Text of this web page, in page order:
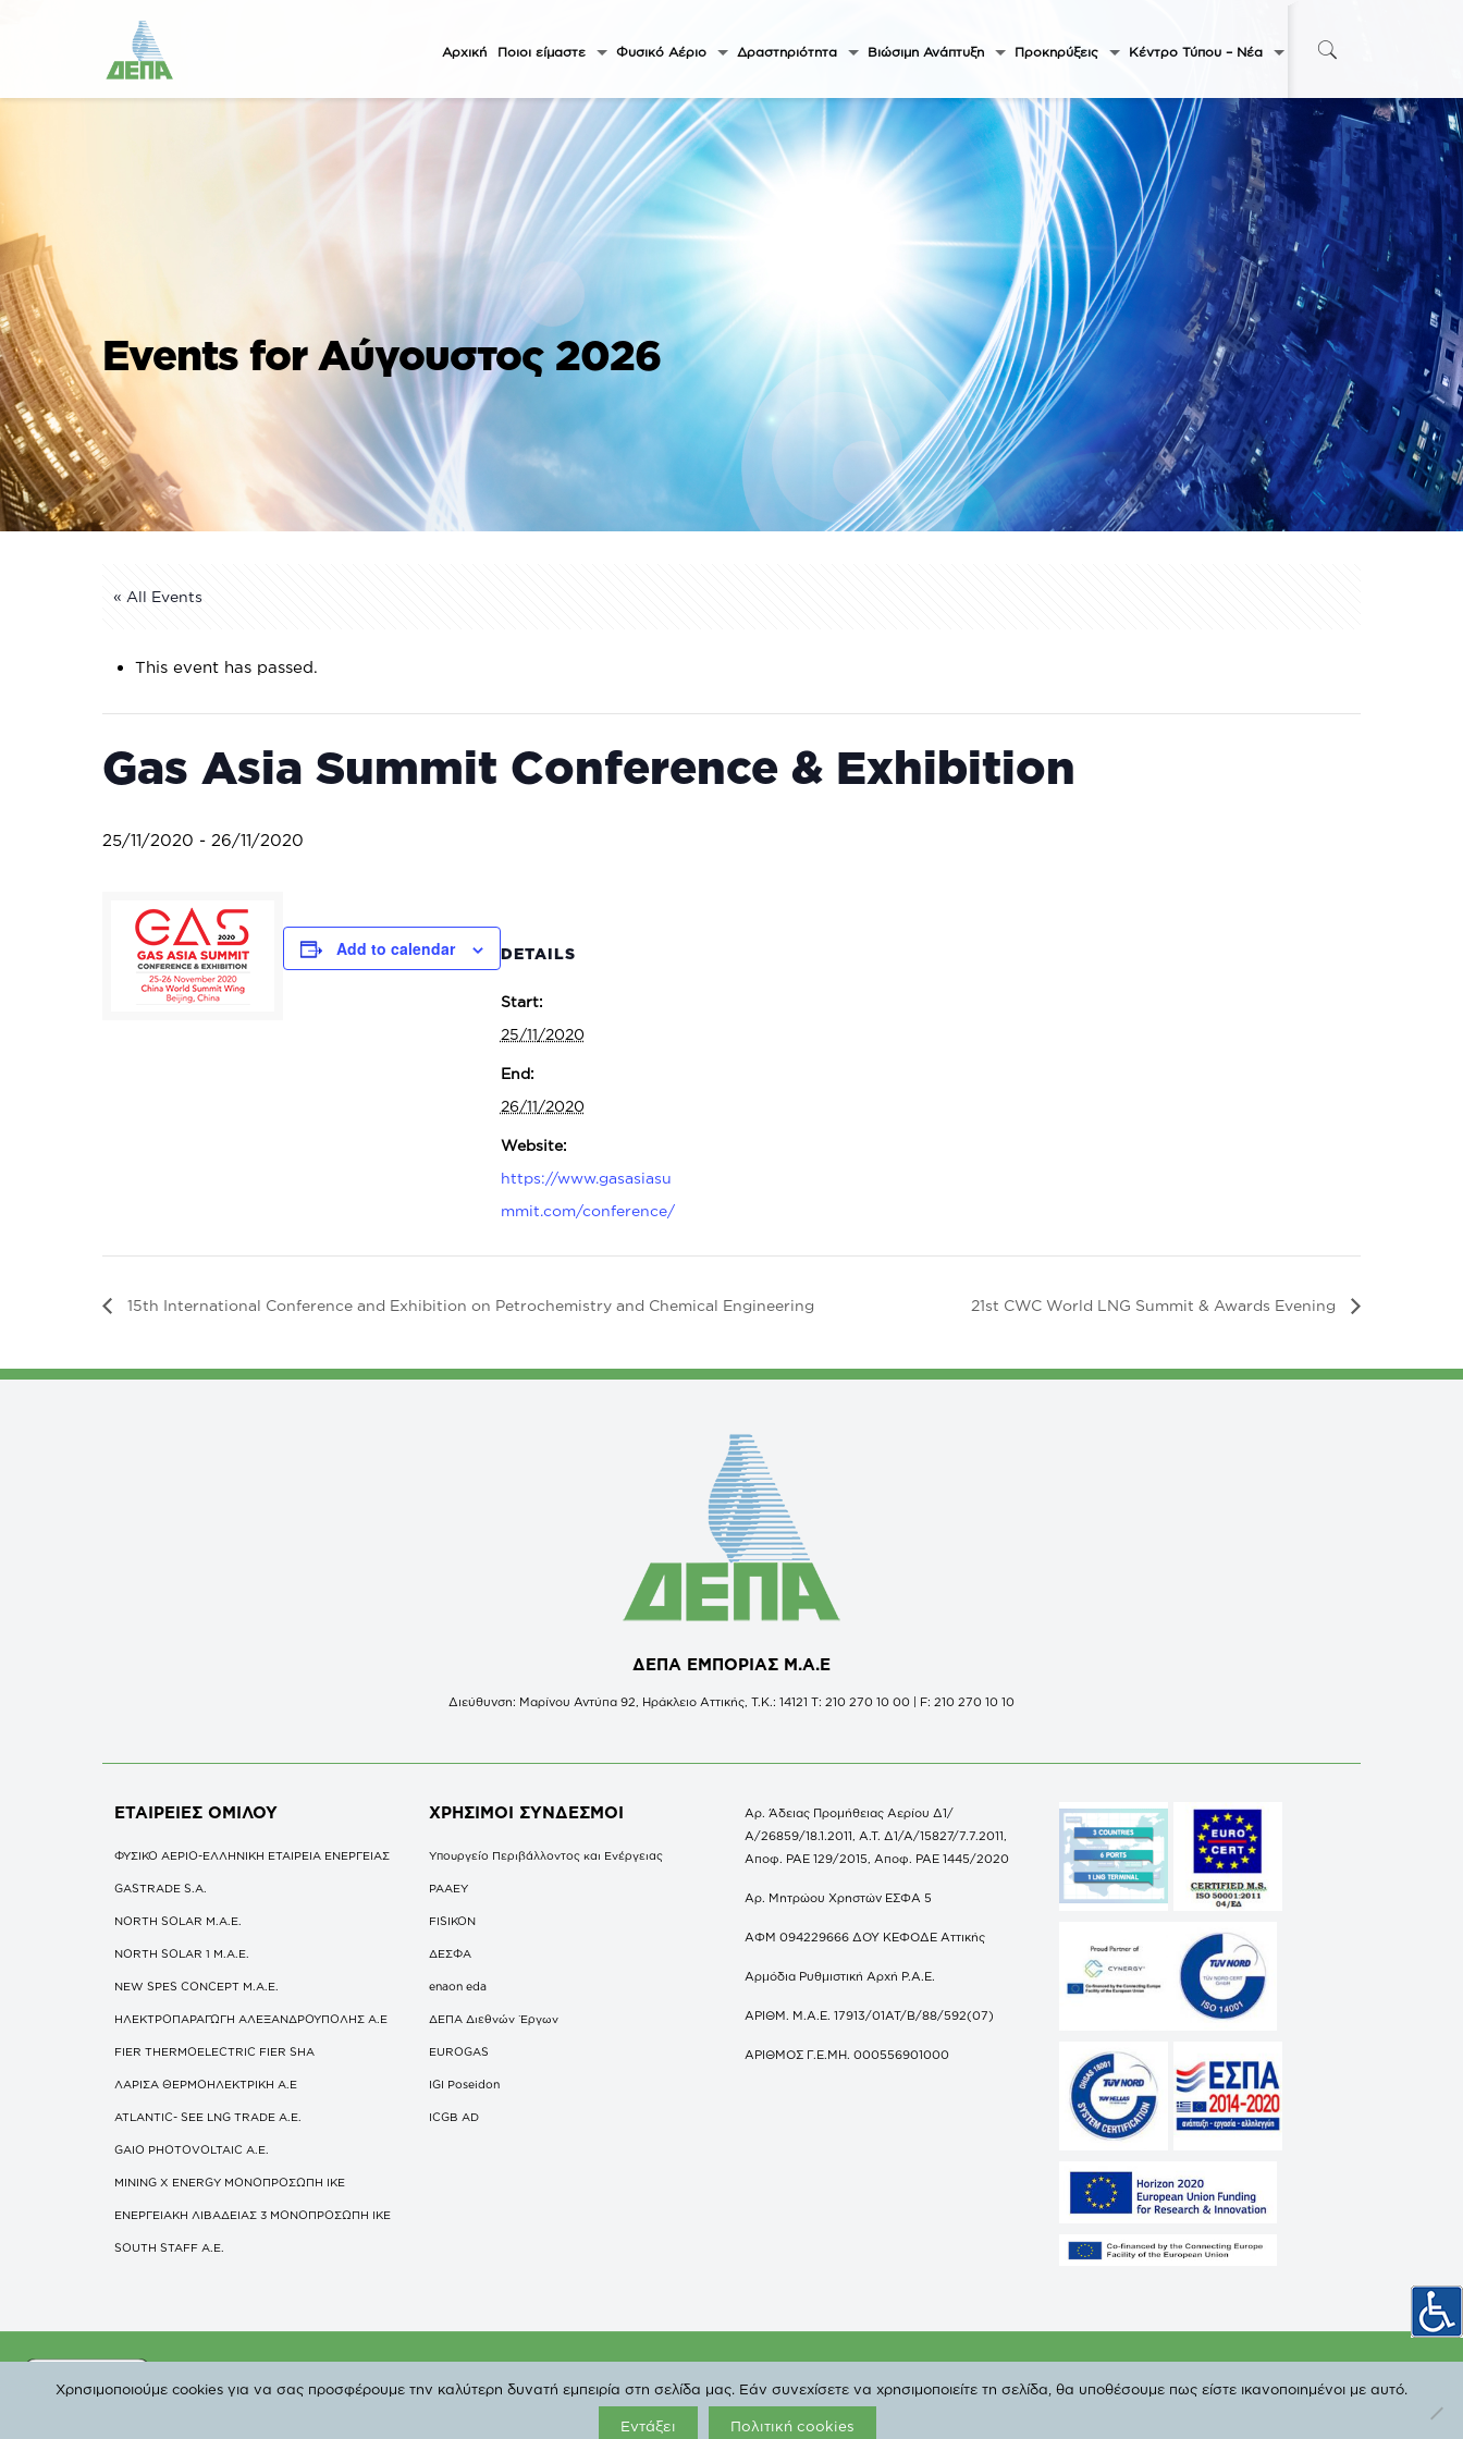
Αρχική Ποιοι είμαστε Φυσικό Αέριο Δραστηριότητα Βιώσιμη Ανάπτυξη Προκηρύξεις Κέντρο Τύπου – Νέα
Events for Αύγουστος 2026
« All Events
This event has passed.
Gas Asia Summit Conference & Exhibition
25/11/2020 - 26/11/2020
Add to calendar DETAILS
Start:
25/11/2020
End:
26/11/2020
Website:
https://www.gasasiasu
mmit.com/conference/
15th International Conference and Exhibition on Petrochemistry and Chemical Engineering 21st CWC World LNG Summit & Awards Evening
ΔΕΠΑ ΕΜΠΟΡΙΑΣ Μ.Α.Ε
Διεύθυνση: Μαρίνου Αντύπα 92, Ηράκλειο Αττικής, Τ.Κ.: 14121 Τ: 210 270 10 00 | F: 210 270 10 10
ΕΤΑΙΡΕΙΕΣΟΜΙΛΟΥ
ΦΥΣΙΚΟ ΑΕΡΙΟ-ΕΛΛΗΝΙΚΗ ΕΤΑΙΡΕΙΑ ΕΝΕΡΓΕΙΑΣ
GASTRADE S.A.
NORTH SOLAR M.Α.Ε.
NORTH SOLAR 1 M.Α.Ε.
NEW SPES CONCEPT Μ.Α.Ε.
ΗΛΕΚΤΡΟΠΑΡΑΓΩΓΗ ΑΛΕΞΑΝΔΡΟΥΠΟΛΗΣ A.E
FIER THERMOELECTRIC FIER SHA
ΛΑΡΙΣΑ ΘΕΡΜΟΗΛΕΚΤΡΙΚΗ A.E
ATLANTIC- SEE LNG TRADE A.E.
GAIO PHOTOVOLTAIC Α.Ε.
MINING X ENERGY ΜΟΝΟΠΡΟΣΩΠΗ ΙΚΕ
ΕΝΕΡΓΕΙΑΚΗ ΛΙΒΑΔΕΙΑΣ 3 ΜΟΝΟΠΡΟΣΩΠΗ ΙΚΕ
SOUTH STAFF Α.Ε.
ΧΡΗΣΙΜΟΙ ΣΥΝΔΕΣΜΟΙ
Υπουργείο Περιβάλλοντος και Ενέργειας
ΡΑΑΕΥ
FISIKON
ΔΕΣΦΑ
enaon eda
ΔΕΠΑ Διεθνών Έργων
EUROGAS
IGI Poseidon
ICGB AD
Αρ. Άδειας Προμήθειας Αερίου Δ1/
Α/26859/18.1.2011, Α.Τ. Δ1/Α/15827/7.7.2011,
Αποφ. ΡΑΕ 129/2015, Αποφ. ΡΑΕ 1445/2020
Αρ. Μητρώου Χρηστών ΕΣΦΑ 5
ΑΦΜ 094229666 ΔΟΥ ΚΕΦΟΔΕ Αττικής
Αρμόδια Ρυθμιστική Αρχή Ρ.Α.Ε.
ΑΡΙΘΜ. Μ.Α.Ε. 17913/01ΑΤ/Β/88/592(07)
ΑΡΙΘΜΟΣ Γ.Ε.ΜΗ. 000556901000
© Copyright 2019 ΔΕΠΑ | All Rights Reserved. | Πολιτική Προστασίας Προσωπικών Δεδομένων
Χρησιμοποιούμε cookies για να σας προσφέρουμε την καλύτερη δυνατή εμπειρία στη σελίδα μας. Εάν συνεχίσετε να χρησιμοποιείτε τη σελίδα, θα υποθέσουμε πως είστε ικανοποιημένοι με αυτό.
Εντάξει Πολιτική cookies